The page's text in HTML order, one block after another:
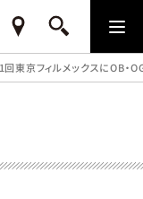
東京フィルメックスにOB・